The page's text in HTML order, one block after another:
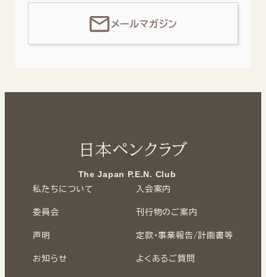
メールマガジン
日本ペンクラブ
The Japan P.E.N. Club
私たちについて
委員会
声明
お知らせ
入会案内
刊行物のご案内
定款・事業報告/計画書等
よくあるご質問